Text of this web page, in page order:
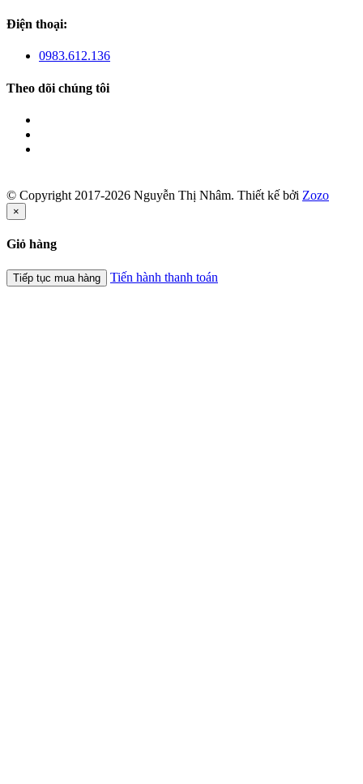
Điện thoại:
0983.612.136
Theo dõi chúng tôi
© Copyright 2017-2026 Nguyễn Thị Nhâm. Thiết kế bởi Zozo
×
Giỏ hàng
Tiếp tục mua hàng Tiến hành thanh toán